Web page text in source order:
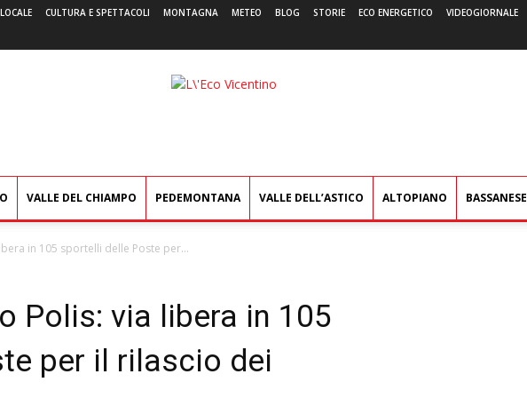
CULTURA E SPETTACOLI MONTAGNA METEO BLOG STORIE ECO ENERGETICO VIDEOGIORNALE
L'Eco
VALLE DEL CHIAMPO PEDEMONTANA VALLE DELL’ASTICO ALTOPIANO BASSANESE
in 105 sportelli delle Poste per...
Polis: via libera in 105
per il rilascio dei